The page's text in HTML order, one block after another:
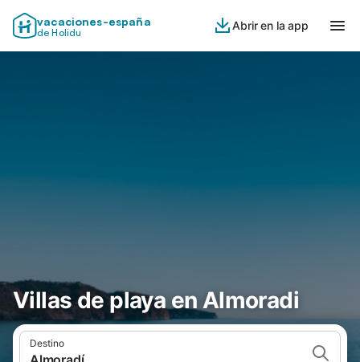
vacaciones-españa
de Holidu
Abrir en la app
Villas de playa en Almoradi
Destino